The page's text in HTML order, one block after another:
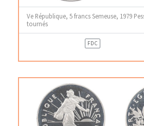
Ve République, 5 francs Semeuse, 1979
tournés
FDC